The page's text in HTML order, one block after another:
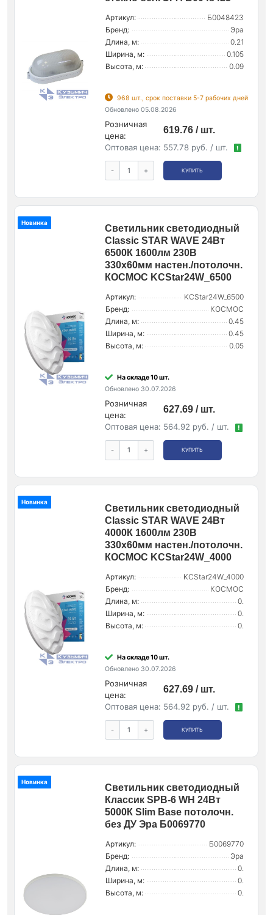
Артикул:
Б0048423
Бренд:
Эра
Длина, м:
0.21
Ширина, м:
0.105
Высота, м:
0.09
968 шт., срок поставки 5-7 рабочих дней
Обновлено 05.08.2026
Розничная
цена:
619.76 / шт.
Оптовая цена: 557.78 руб. / шт. !
- + КУПИТЬ
Новинка
Светильник светодиодный
Classic STAR WAVE 24Вт
6500К 1600лм 230В
330х60мм настен./потолочн.
КОСМОС KCStar24W_6500
Артикул:
KCStar24W_6500
Бренд:
КОСМОС
Длина, м:
0.45
Ширина, м:
0.45
Высота, м:
0.05
На складе 10 шт.
Обновлено 30.07.2026
Розничная
цена:
627.69 / шт.
Оптовая цена: 564.92 руб. / шт. !
- + КУПИТЬ
Новинка
Светильник светодиодный
Classic STAR WAVE 24Вт
4000К 1600лм 230В
330х60мм настен./потолочн.
КОСМОС KCStar24W_4000
Артикул:
KCStar24W_4000
Бренд:
КОСМОС
Длина, м:
0.
Ширина, м:
0.
Высота, м:
0.
На складе 10 шт.
Обновлено 30.07.2026
Розничная
цена:
627.69 / шт.
Оптовая цена: 564.92 руб. / шт. !
- + КУПИТЬ
Новинка
Светильник светодиодный
Классик SPB-6 WH 24Вт
5000К Slim Base потолочн.
без ДУ Эра Б0069770
Артикул:
Б0069770
Бренд:
Эра
Длина, м:
0.
Ширина, м:
0.
Высота, м:
0.